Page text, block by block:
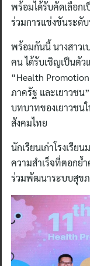
พร้อมได้รับคัดเลือก
ร่วมการแข่งขันระดั
พร้อมกันนี้ นางสาว
คน ได้รับเชิญเป็นตัว
“Health
ภาครัฐ และเยาวชน
บทบาทของเยาวชน
สังคมไทย
นักเรียนเก่าโรงเรี
ความสำเร็จที่ตอกย้
ร่วมพัฒนาระบบสุข